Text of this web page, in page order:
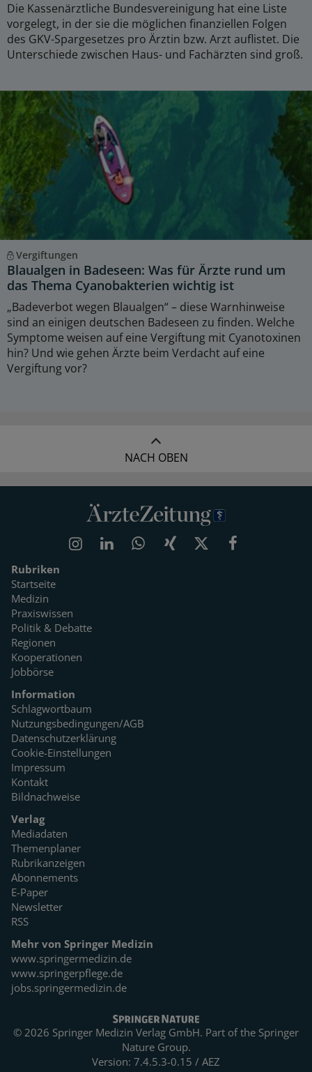
Die Kassenärztliche Bundesvereinigung hat eine Liste
vorgelegt, in der sie die möglichen finanziellen Folgen
des GKV-Spargesetzes pro Ärztin bzw. Arzt auflistet. Die
Unterschiede zwischen Haus- und Fachärzten sind groß.
Vergiftungen
Blaualgen in Badeseen: Was für Ärzte rund um
das Thema Cyanobakterien wichtig ist
„Badeverbot wegen Blaualgen“ – diese Warnhinweise
sind an einigen deutschen Badeseen zu finden. Welche
Symptome weisen auf eine Vergiftung mit Cyanotoxinen
hin? Und wie gehen Ärzte beim Verdacht auf eine
Vergiftung vor?
NACH OBEN
Rubriken
Startseite
Medizin
Praxiswissen
Politik & Debatte
Regionen
Kooperationen
Jobbörse
Information
Schlagwortbaum
Nutzungsbedingungen/AGB
Datenschutzerklärung
Cookie-Einstellungen
Impressum
Kontakt
Bildnachweise
Verlag
Mediadaten
Themenplaner
Rubrikanzeigen
Abonnements
E-Paper
Newsletter
RSS
Mehr von Springer Medizin
www.springermedizin.de
www.springerpflege.de
jobs.springermedizin.de
© 2026 Springer Medizin Verlag GmbH. Part of the Springer
Nature Group.
Version: 7.4.5.3-0.15 / AEZ